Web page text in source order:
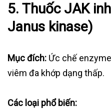
5. Thuốc JAK
Janus kinase)
Mục đích: Ức chế
viêm đa khớp dạng thấp.
Các loại phổ biến: